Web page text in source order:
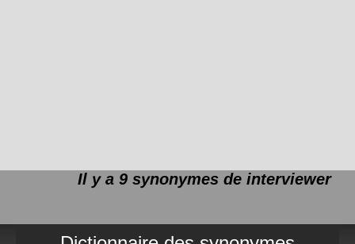
Il y a 9 synonymes de interviewer